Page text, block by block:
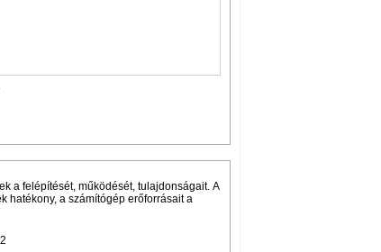
a felépítését, működését, tulajdonságait. A
hatékony, a számítógép erőforrásait a